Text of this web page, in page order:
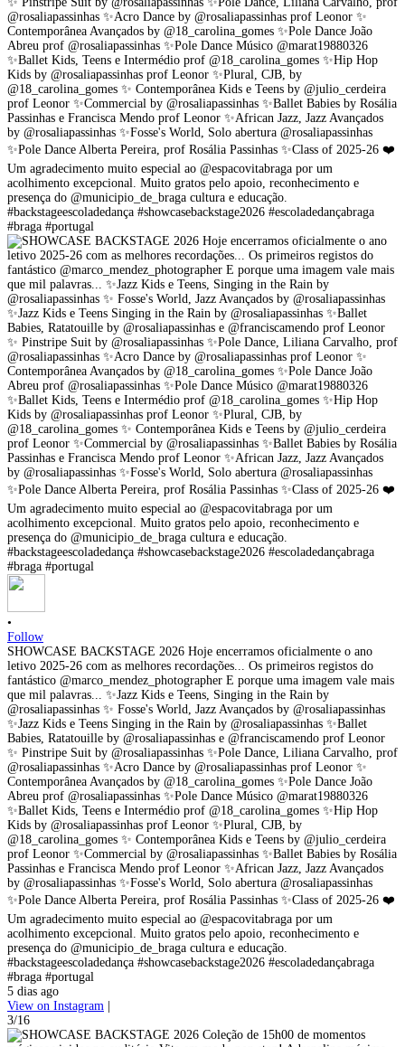
•
Follow
SHOWCASE BACKSTAGE 2026 Hoje encerramos oficialmente o ano
letivo 2025-26 com as melhores recordações... Os primeiros registos do
fantástico @marco_mendez_photographer E porque uma imagem vale mais
que mil palavras... ✨Jazz Kids e Teens, Singing in the Rain by
@rosaliapassinhas ✨ Fosse's World, Jazz Avançados by @rosaliapassinhas
✨Jazz Kids e Teens Singing in the Rain by @rosaliapassinhas ✨Ballet
Babies, Ratatouille by @rosaliapassinhas e @franciscamendo prof Leonor
✨ Pinstripe Suit by @rosaliapassinhas ✨Pole Dance, Liliana Carvalho, prof
@rosaliapassinhas ✨Acro Dance by @rosaliapassinhas prof Leonor ✨
Contemporânea Avançados by @18_carolina_gomes ✨Pole Dance João
Abreu prof @rosaliapassinhas ✨Pole Dance Músico @marat19880326
✨Ballet Kids, Teens e Intermédio prof @18_carolina_gomes ✨Hip Hop
Kids by @rosaliapassinhas prof Leonor ✨Plural, CJB, by
@18_carolina_gomes ✨ Contemporânea Kids e Teens by @julio_cerdeira
prof Leonor ✨Commercial by @rosaliapassinhas ✨Ballet Babies by Rosália
Passinhas e Francisca Mendo prof Leonor ✨African Jazz, Jazz Avançados
by @rosaliapassinhas ✨Fosse's World, Solo abertura @rosaliapassinhas
✨Pole Dance Alberta Pereira, prof Rosália Passinhas ✨Class of 2025-26 ❤️
Um agradecimento muito especial ao @espacovitabraga por um
acolhimento excepcional. Muito gratos pelo apoio, reconhecimento e
presença do @municipio_de_braga cultura e educação.
#backstageescoladedança #showcasebackstage2026 #escoladedançabraga
#braga #portugal
5 dias ago
View on Instagram
3/16